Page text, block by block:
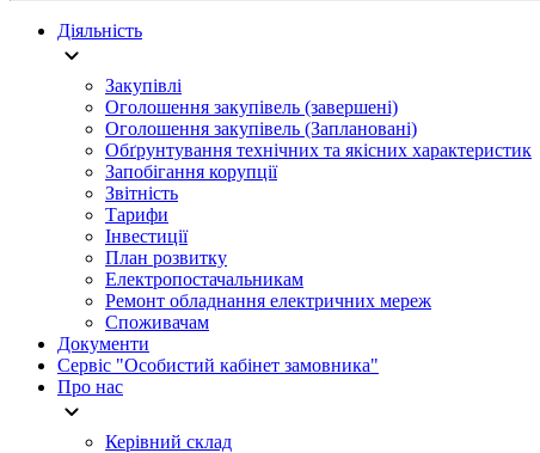
Діяльність
Закупівлі
Оголошення закупівель (завершені)
Оголошення закупівель (Заплановані)
Обґрунтування технічних та якісних характеристик
Запобігання корупції
Звітність
Тарифи
Інвестиції
План розвитку
Електропостачальникам
Ремонт обладнання електричних мереж
Споживачам
Документи
Сервіс "Особистий кабінет замовника"
Про нас
Керівний склад